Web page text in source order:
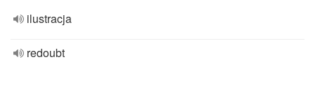
ilustracja
redoubt